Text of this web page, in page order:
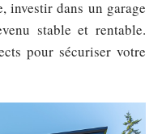
investir dans un garage
stable et rentable.
pour sécuriser votre